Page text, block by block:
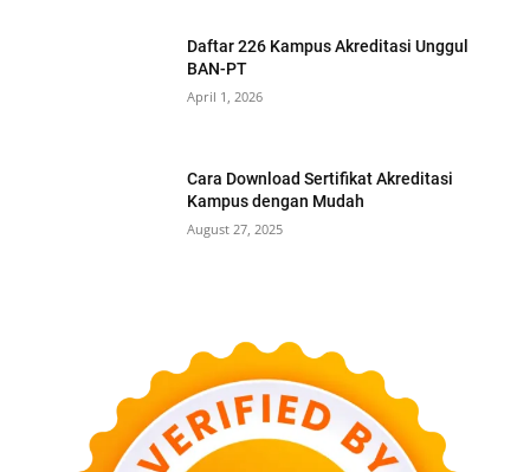
Daftar 226 Kampus Akreditasi Unggul
BAN-PT
April 1, 2026
Cara Download Sertifikat Akreditasi
Kampus dengan Mudah
August 27, 2025